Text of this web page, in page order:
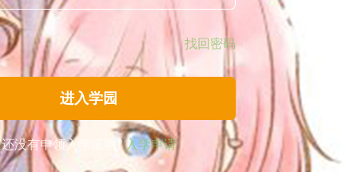
找回密码
还没有申领入学证明?入学申请